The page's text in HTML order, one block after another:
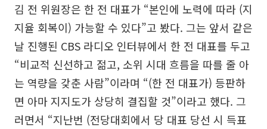
김 전 위원장은 한 전 대표가 “본인에 노력에 따라 (지
지율 회복이) 가능할 수 있다”고 봤다. 그는 앞서 같은
날 진행된 CBS 라디오 인터뷰에서 한 전 대표를 두고
“비교적 신선하고 젊고, 소위 시대 흐름을 따를 줄 아
는 역량을 갖춘 사람”이라며 “(한 전 대표가) 등판하
면 아마 지지도가 상당히 결집할 것”이라고 했다. 그
러면서 “지난번 (전당대회에서 당 대표 당선 시 득표